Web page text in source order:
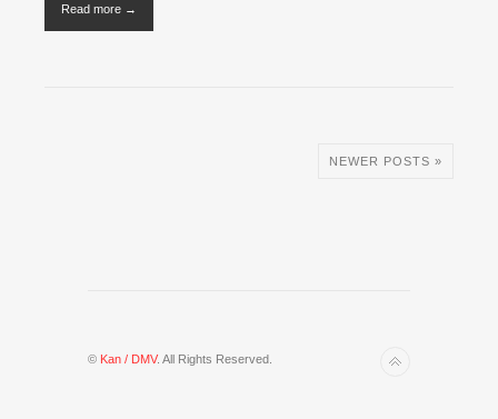
Read more →
NEWER POSTS »
© Kan / DMV. All Rights Reserved.